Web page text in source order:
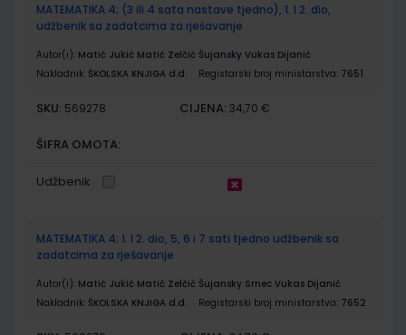
MATEMATIKA 4; (3 ili 4 sata nastave tjedno), 1. I 2. dio,
udžbenik sa zadatcima za rješavanje
Autor(i): Matić Jukić Matić Zelčić Šujansky Vukas Dijanić
Nakladnik: ŠKOLSKA KNJIGA d.d. Registarski broj ministarstva: 7651
SKU: 569278 CIJENA: 34,70 €
ŠIFRA OMOTA:
Udžbenik
MATEMATIKA 4; 1. I 2. dio, 5, 6 i 7 sati tjedno udžbenik sa
zadatcima za rješavanje
Autor(i): Matić Jukić Matić Zelčić Šujansky Srnec Vukas Dijanić
Nakladnik: ŠKOLSKA KNJIGA d.d. Registarski broj ministarstva: 7652